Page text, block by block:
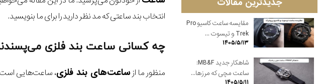
انتخاب بند ساعتی که مد نظر دارید را برای ما بنویسید.
چه کسانی ساعت بند فلزی
منظور ما از ساعت‌های بند فلزی، ساعت‌هایی است
جدیدترین مقالات
مقایسه ساعت کاسیو Pro
Trek و تیسوت ...
۱۴۰۵/۵/۱۳
شاهکار جدید MB&F:
ساعت مچی که مرزها...